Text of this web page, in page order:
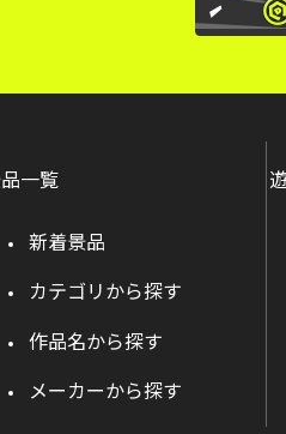
一覧
新着景品
カテゴリから探す
作品名から探す
メーカーから探す